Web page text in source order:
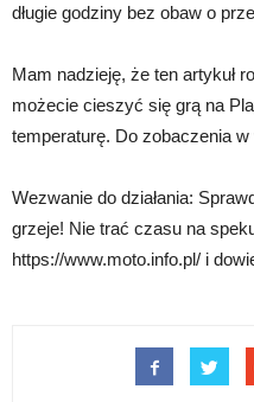
długie godziny bez obaw o
Mam nadzieję, że ten artykuł
możecie cieszyć się grą na
temperaturę. Do zobaczenia
Wezwanie do działania:
grzeje! Nie trać czasu na
https://www.moto.info.pl/ i